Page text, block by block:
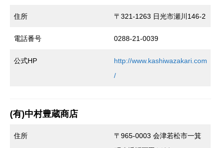
住所 〒321-1263 日光市瀬川146-2
電話番号 0288-21-0039
公式HP
http://www.kashiwazakari.com
/
(有)中村豊蔵商店
住所
〒965-0003 会津若松市一箕